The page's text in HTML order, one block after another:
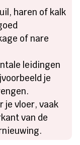
haren of kalk
of nare
leidingen
je
je vloer, vaak
van de